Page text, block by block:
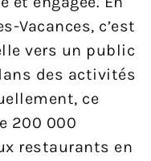
Vacances, c’est
vers un public
des activités
ce
200 000
restaurants en